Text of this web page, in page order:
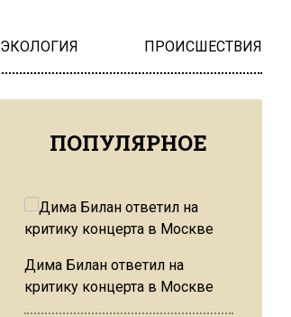
ЭКОЛОГИЯ ПРОИСШЕСТВИЯ
ПОПУЛЯРНОЕ
Дима Билан ответил на
критику концерта в Москве